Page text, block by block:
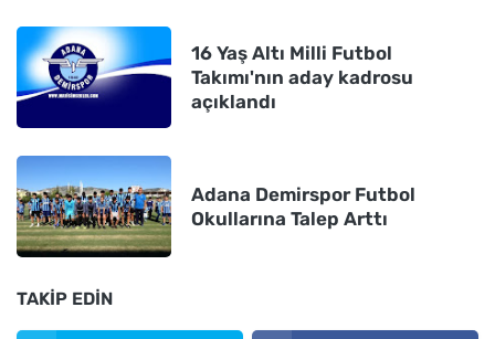
16 Yaş Altı Milli Futbol
Takımı'nın aday kadrosu
açıklandı
Adana Demirspor Futbol
Okullarına Talep Arttı
TAKIP EDIN